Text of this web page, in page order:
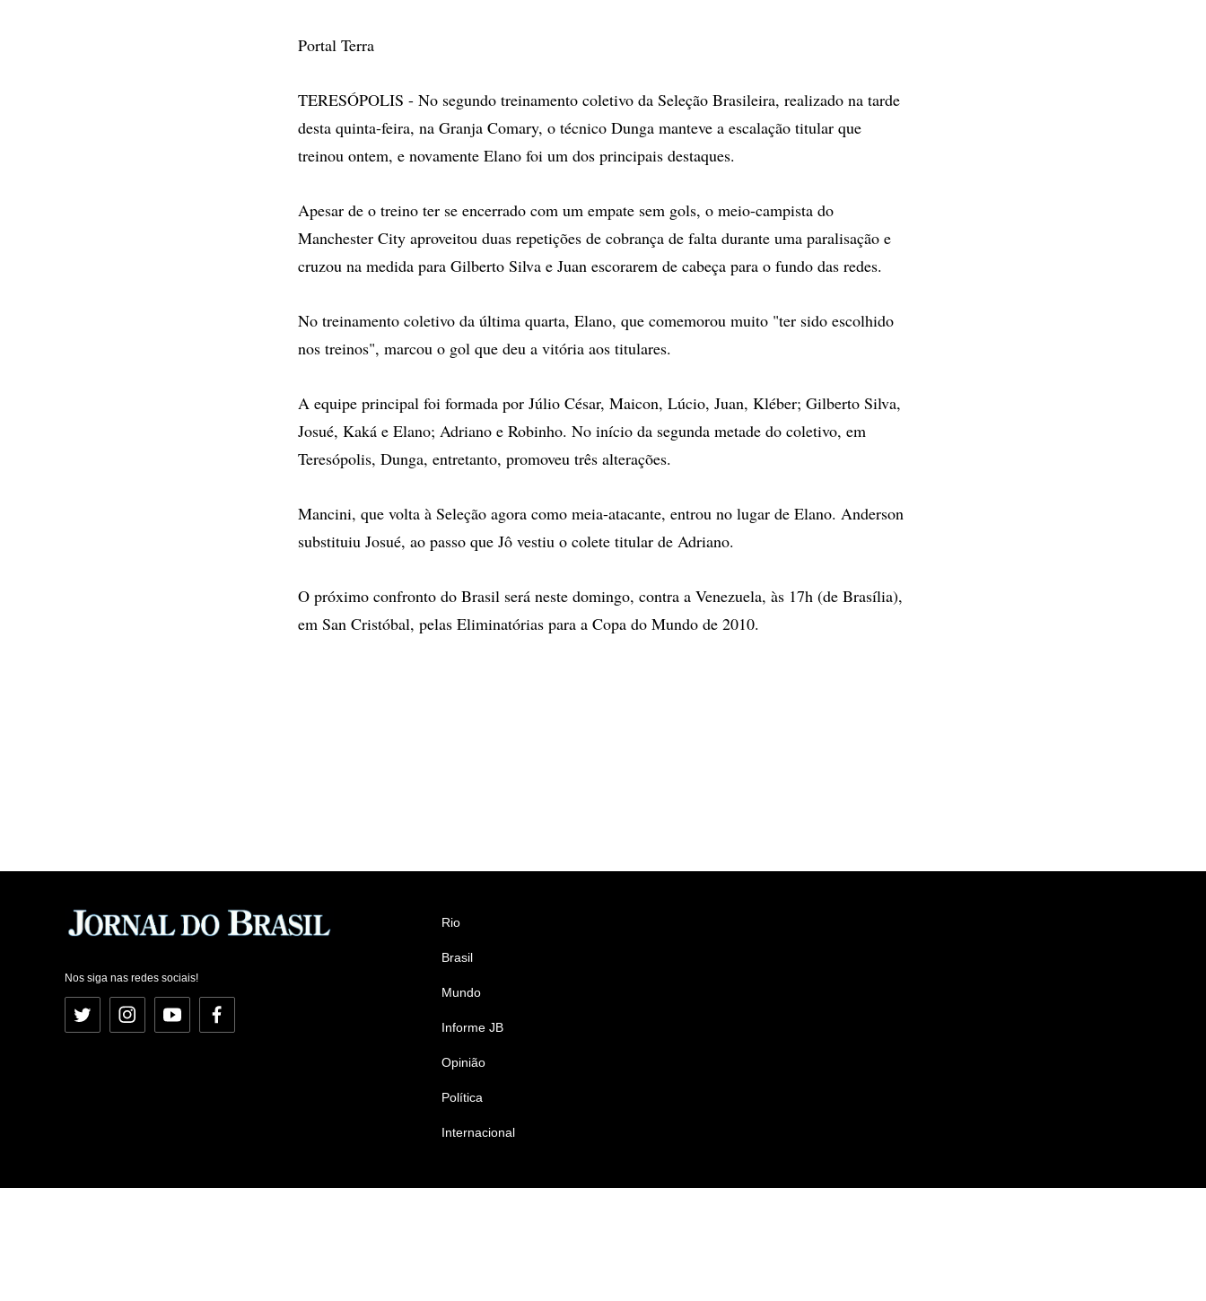
Portal Terra
TERESÓPOLIS - No segundo treinamento coletivo da Seleção Brasileira, realizado na tarde
desta quinta-feira, na Granja Comary, o técnico Dunga manteve a escalação titular que
treinou ontem, e novamente Elano foi um dos principais destaques.
Apesar de o treino ter se encerrado com um empate sem gols, o meio-campista do
Manchester City aproveitou duas repetições de cobrança de falta durante uma paralisação e
cruzou na medida para Gilberto Silva e Juan escorarem de cabeça para o fundo das redes.
No treinamento coletivo da última quarta, Elano, que comemorou muito "ter sido escolhido
nos treinos", marcou o gol que deu a vitória aos titulares.
A equipe principal foi formada por Júlio César, Maicon, Lúcio, Juan, Kléber; Gilberto Silva,
Josué, Kaká e Elano; Adriano e Robinho. No início da segunda metade do coletivo, em
Teresópolis, Dunga, entretanto, promoveu três alterações.
Mancini, que volta à Seleção agora como meia-atacante, entrou no lugar de Elano. Anderson
substituiu Josué, ao passo que Jô vestiu o colete titular de Adriano.
O próximo confronto do Brasil será neste domingo, contra a Venezuela, às 17h (de Brasília),
em San Cristóbal, pelas Eliminatórias para a Copa do Mundo de 2010.
Nos siga nas redes sociais!
Twitter InstagramYouTubeFacebook
Rio
Brasil
Mundo
Informe JB
Opinião
Política
Internacional